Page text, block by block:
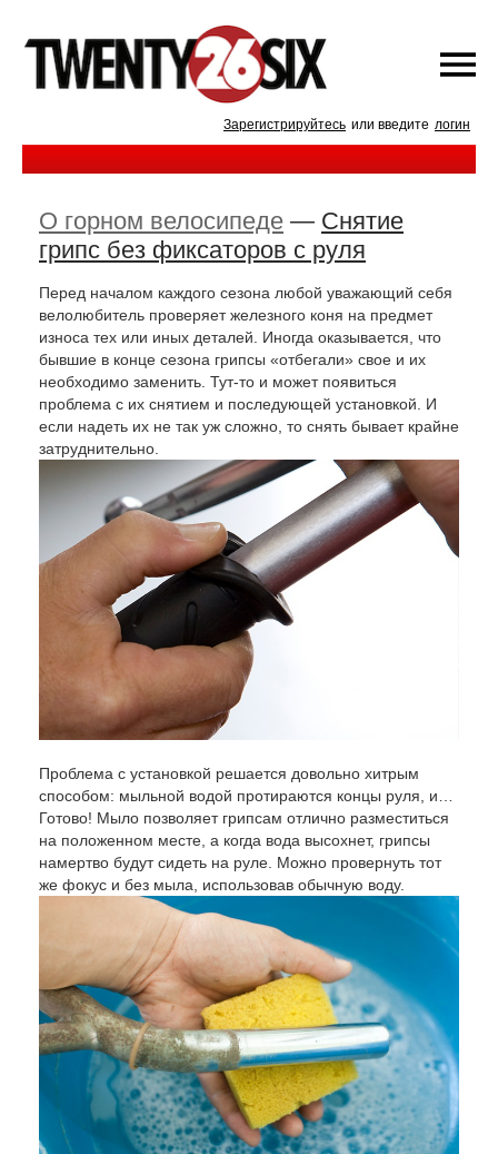
Зарегистрируйтесь или введите логин
О горном велосипеде — Снятие
грипс без фиксаторов с руля
Перед началом каждого сезона любой уважающий себя
велолюбитель проверяет железного коня на предмет
износа тех или иных деталей. Иногда оказывается, что
бывшие в конце сезона грипсы «отбегали» свое и их
необходимо заменить. Тут-то и может появиться
проблема с их снятием и последующей установкой. И
если надеть их не так уж сложно, то снять бывает крайне
затруднительно.
Проблема с установкой решается довольно хитрым
способом: мыльной водой протираются концы руля, и…
Готово! Мыло позволяет грипсам отлично разместиться
на положенном месте, а когда вода высохнет, грипсы
намертво будут сидеть на руле. Можно провернуть тот
же фокус и без мыла, использовав обычную воду.